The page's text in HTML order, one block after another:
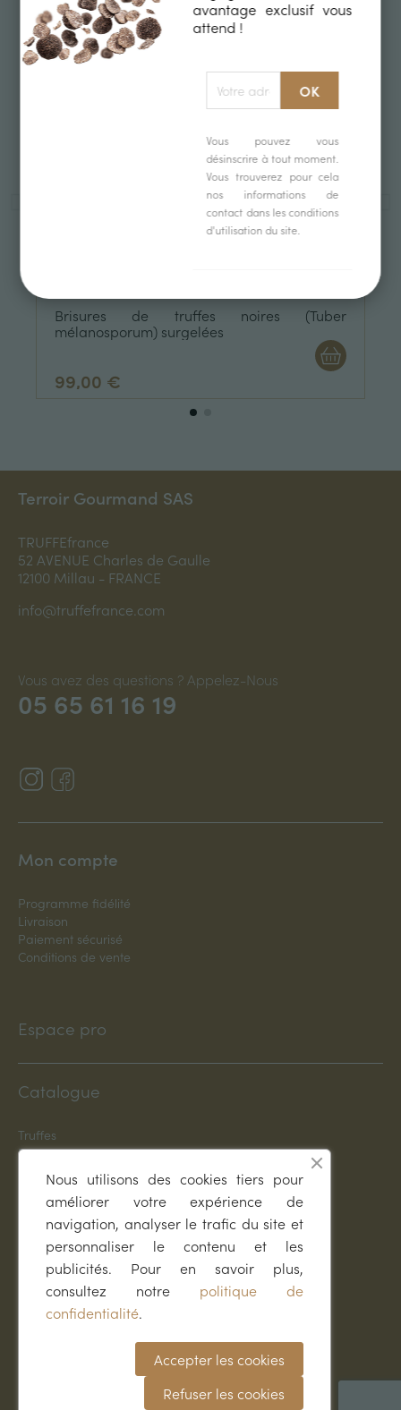
Rupture de stock
Brisures de truffes noires (Tuber
mélanosporum) surgelées
99,00 €
Terroir Gourmand SAS
TRUFFEfrance
52 AVENUE Charles de Gaulle
12100 Millau - FRANCE
info@truffefrance.com
Vous avez des questions ? Appelez-Nous
05 65 61 16 19
Mon compte
Programme fidélité
Livraison
Paiement sécurisé
Conditions de vente
Espace pro
Catalogue
Truffes
Plants truffiers INRA
Spécialités truffées
Dresser son chien
Accessoires
Librairie
Idées cadeaux
Conseils & infos
avantage exclusif vous
attend !
Vous pouvez vous
désinscrire à tout moment.
Vous trouverez pour cela
nos informations de
contact dans les conditions
d'utilisation du site.
Nous utilisons des cookies tiers pour
améliorer votre expérience de
navigation, analyser le trafic du site et
personnaliser le contenu et les
publicités. Pour en savoir plus,
consultez notre politique de
confidentialité.
Accepter les cookies
Refuser les cookies